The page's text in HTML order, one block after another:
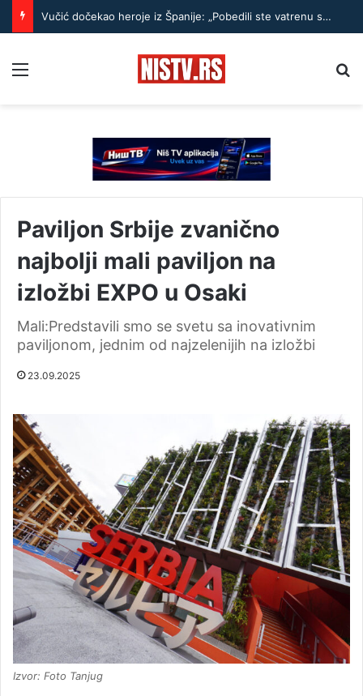
Vučić dočekao heroje iz Španije: „Pobedili ste vatrenu stihiju i strah, spasavali ste živote bez oklevanja“
Paviljon Srbije zvanično
najbolji mali paviljon na
izložbi EXPO u Osaki
Mali:Predstavili smo se svetu sa inovativnim
paviljonom, jednim od najzelenijih na izložbi
23.09.2025
Izvor: Foto Tanjug